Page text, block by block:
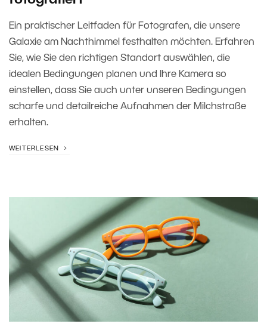
Ein praktischer Leitfaden für Fotografen, die unsere
Galaxie am Nachthimmel festhalten möchten. Erfahren
Sie, wie Sie den richtigen Standort auswählen, die
idealen Bedingungen planen und Ihre Kamera so
einstellen, dass Sie auch unter unseren Bedingungen
scharfe und detailreiche Aufnahmen der Milchstraße
erhalten.
WEITERLESEN